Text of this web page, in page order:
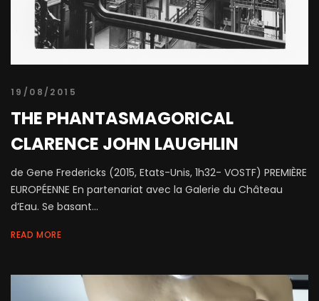
19/08/2015
THE PHANTASMAGORICAL
CLARENCE JOHN LAUGHLIN
de Gene Fredericks (2015, Etats-Unis, 1h32- VOSTF) PREMIÈRE
EUROPÉENNE En partenariat avec la Galerie du Château
d’Eau. Se basant...
READ MORE